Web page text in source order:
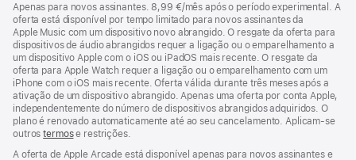
Apenas para novos assinantes. 8,99 €/mês após o período experimental. A
oferta está disponível por tempo limitado para novos assinantes da
Apple Music com um dispositivo novo abrangido. O resgate da oferta para
dispositivos de áudio abrangidos requer a ligação ou o emparelhamento a
um dispositivo Apple com o iOS ou iPadOS mais recente. O resgate da
oferta para Apple Watch requer a ligação ou o emparelhamento com um
iPhone com o iOS mais recente. Oferta válida durante três meses após a
ativação de um dispositivo abrangido. Apenas uma oferta por conta Apple,
independentemente do número de dispositivos abrangidos adquiridos. O
plano é renovado automaticamente até ao seu cancelamento. Aplicam-se
outrostermose restrições.
A oferta de Apple Arcade está disponível apenas para novos assinantes e